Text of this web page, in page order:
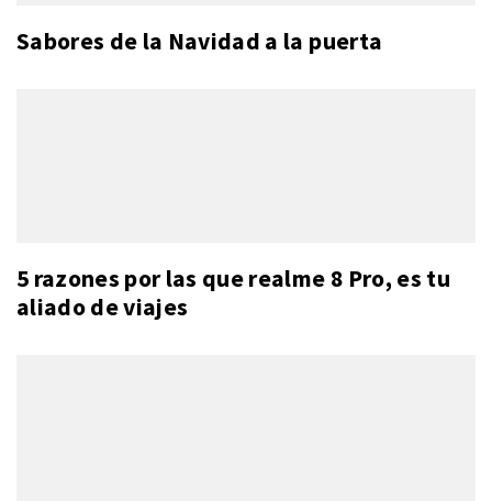
Sabores de la Navidad a la puerta
5 razones por las que realme 8 Pro, es tu
aliado de viajes